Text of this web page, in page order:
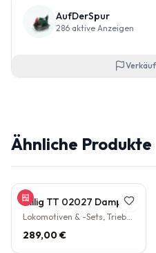
AufDerSpur
286 aktive Anzeigen
Ähnliche Produkte
Tillig TT 02027 Dampflokomotive BR 38.10 der DB Epoche III Personenzuglok Schlepptender rarität
Lokomotiven & -Sets, Triebwagen
289,00 €